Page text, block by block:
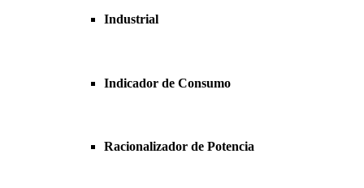
Industrial
Indicador de Consumo
Racionalizador de Potencia